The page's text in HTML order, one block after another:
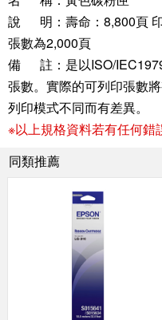
說 明：壽命：8,800頁
張數為2,000頁
備 註：是以ISO/
張數。實際的可列印張數
列印模式不同而有差異。
※以上規格資料若有任何錯
同類推薦